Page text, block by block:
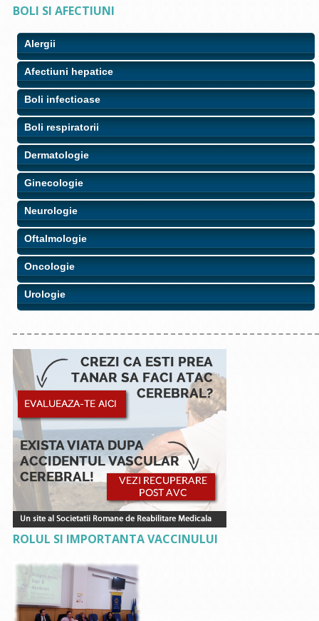
BOLI SI AFECTIUNI
Alergii
Afectiuni hepatice
Boli infectioase
Boli respiratorii
Dermatologie
Ginecologie
Neurologie
Oftalmologie
Oncologie
Urologie
ROLUL SI IMPORTANTA VACCINULUI